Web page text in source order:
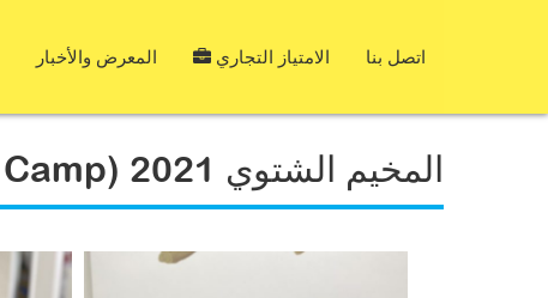
المعرض والأخبار الامتياز التجاري اتصل بنا
المخيم الشتوي 2021 (Winter Art Camp)